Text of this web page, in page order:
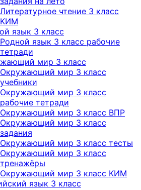
Литературное чтение 3 класс
КИМ
язык 3 класс
Родной язык 3 класс рабочие
тетради
мир 3 класс
Окружающий мир 3 класс
учебники
Окружающий мир 3 класс
рабочие тетради
Окружающий мир 3 класс ВПР
Окружающий мир 3 класс
задания
Окружающий мир 3 класс тесты
Окружающий мир 3 класс
тренажёры
Окружающий мир 3 класс КИМ
язык 3 класс